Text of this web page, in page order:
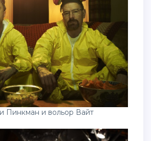
Пинкман и вольор Вайт